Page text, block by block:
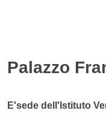
Palazzo
E'sede dell'Istituto